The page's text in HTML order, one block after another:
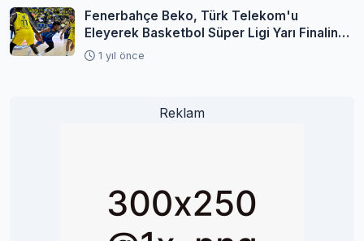
Fenerbahçe Beko, Türk Telekom'u
Eleyerek Basketbol Süper Ligi Yarı Finaline
Yükseldi
1 yıl önce
Reklam